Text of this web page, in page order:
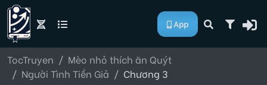
App
TocTruyen
Mèo nhỏ thích ăn Quýt
Người Tình Tiền Giả
Chương 3